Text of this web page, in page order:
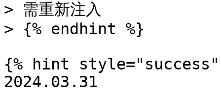
> 需重新注入
> {% endhint %}
{% hint style="success"
2024.03.31